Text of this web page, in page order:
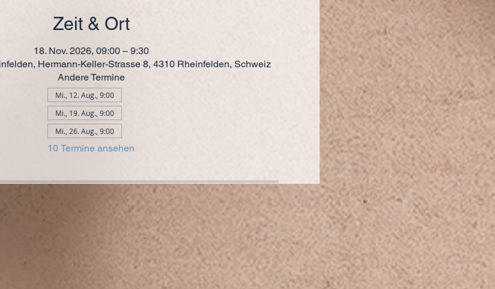
Zeit & Ort
18. Nov. 2026, 09:00 – 9:30
Hermann-Keller-Strasse 8, 4310 Rheinfelden, Schweiz
Andere Termine
Mi., 12. Aug., 9:00
Mi., 19. Aug., 9:00
Mi., 26. Aug., 9:00
10 Termine ansehen